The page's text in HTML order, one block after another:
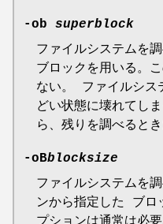
-ob superblock
ファイルシステムを
ブロックを用いる。
ない。 ファイルシス
どい状態に壊れてし
ら、残りを調べるとき
-oBblocksize
ファイルシステムを
ンから指定した ブロ